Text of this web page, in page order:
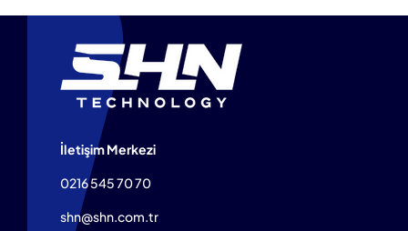
İletişim Merkezi
0216 545 70 70
shn@shn.com.tr